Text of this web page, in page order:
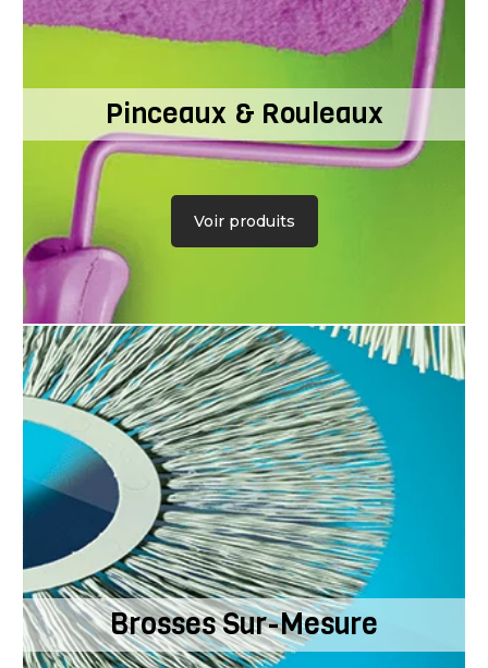
Pinceaux & Rouleaux
Voir produits
Brosses Sur-Mesure